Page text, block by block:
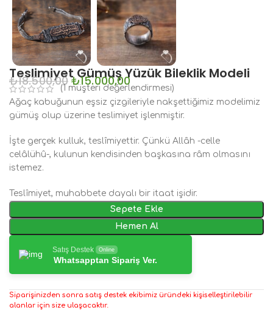
Teslimiyet Gümüş Yüzük Bileklik Modeli
₺18.500,00 ₺15.000,00
(1 müşteri değerlendirmesi)
Ağaç kabuğunun eşsiz çizgileriyle nakşettiğimiz modelimiz
gümüş olup üzerine teslimiyet işlenmiştir.
İşte gerçek kulluk, teslîmiyettir. Çünkü Allâh -celle
celâlühû-, kulunun kendisinden başkasına râm olmasını
istemez.
Teslîmiyet, muhabbete dayalı bir itaat işidir.
Sepete Ekle
Hemen Al
Satış Destek Online
Whatsapptan Sipariş Ver.
Siparişinizden sonra satış destek ekibimiz üründeki kişiselleştirilebilir
alanlar için size ulaşacaktır.